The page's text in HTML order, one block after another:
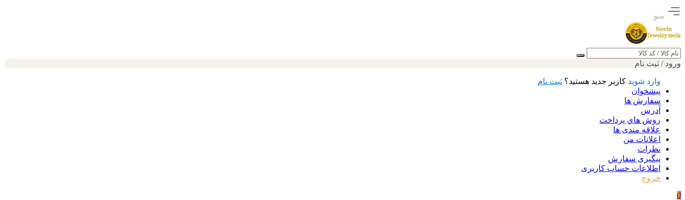
منو
جستجو
ورود / ثبت نام
وارد شوید کاربر جدید هستید؟ ثبت نام
پیشخوان
سفارش ها
آدرس
روش هاي پرداخت
علاقه مندی ها
اعلانات من
نظرات
پیگیری سفارش
اطلاعات حساب كاربری
خروج
0